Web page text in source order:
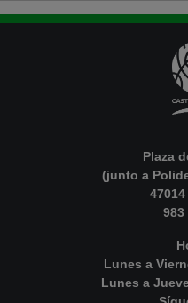
Plaza
(junto a
983
Lunes a
Lunes a